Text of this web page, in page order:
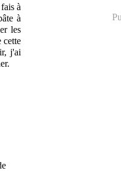
à
à
les
cette
j'ai